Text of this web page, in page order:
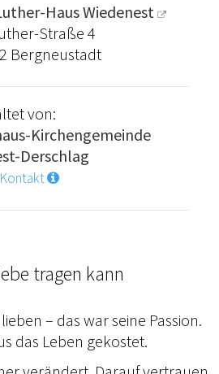
Haus Wiedenest
Straße 4
Bergneustadt
von:
Kirchengemeinde
Derschlag
tragen kann
– das war seine Passion.
das Leben gekostet.